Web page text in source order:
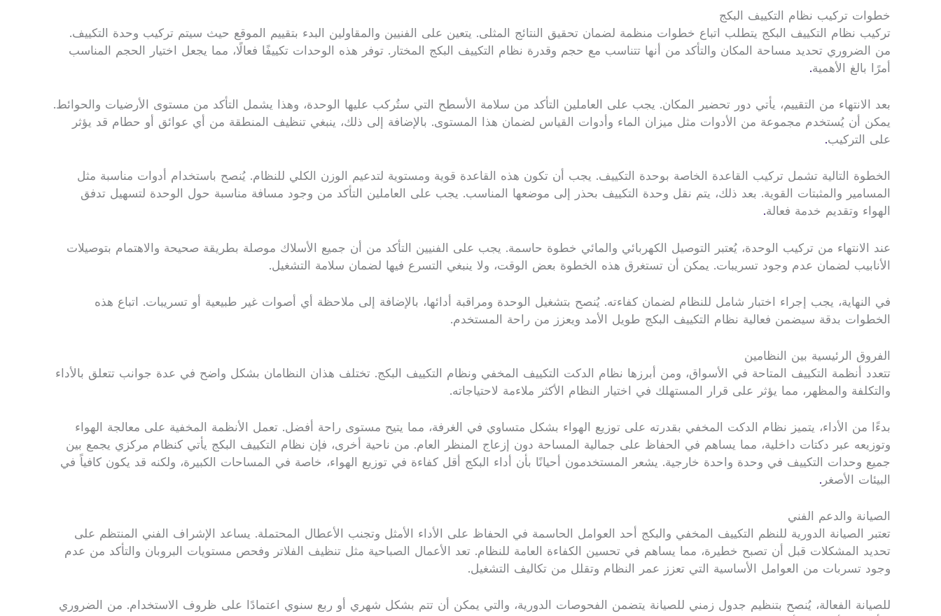
خطوات تركيب نظام التكييف البكج
تركيب نظام التكييف البكج يتطلب اتباع خطوات منظمة لضمان تحقيق النتائج المثلى. يتعين على الفنيين والمقاولين البدء بتقييم الموقع حيث سيتم تركيب وحدة التكييف.
من الضروري تحديد مساحة المكان والتأكد من أنها تتناسب مع حجم وقدرة نظام التكييف البكج المختار. توفر هذه الوحدات تكييفًا فعالًا، مما يجعل اختيار الحجم المناسب
أمرًا بالغ الأهمية.
بعد الانتهاء من التقييم، يأتي دور تحضير المكان. يجب على العاملين التأكد من سلامة الأسطح التي ستُركب عليها الوحدة، وهذا يشمل التأكد من مستوى الأرضيات والحوائط.
يمكن أن يُستخدم مجموعة من الأدوات مثل ميزان الماء وأدوات القياس لضمان هذا المستوى. بالإضافة إلى ذلك، ينبغي تنظيف المنطقة من أي عوائق أو حطام قد يؤثر
على التركيب.
الخطوة التالية تشمل تركيب القاعدة الخاصة بوحدة التكييف. يجب أن تكون هذه القاعدة قوية ومستوية لتدعيم الوزن الكلي للنظام. يُنصح باستخدام أدوات مناسبة مثل
المسامير والمثبتات القوية. بعد ذلك، يتم نقل وحدة التكييف بحذر إلى موضعها المناسب. يجب على العاملين التأكد من وجود مسافة مناسبة حول الوحدة لتسهيل تدفق
الهواء وتقديم خدمة فعالة.
عند الانتهاء من تركيب الوحدة، يُعتبر التوصيل الكهربائي والمائي خطوة حاسمة. يجب على الفنيين التأكد من أن جميع الأسلاك موصلة بطريقة صحيحة والاهتمام بتوصيلات
الأنابيب لضمان عدم وجود تسريبات. يمكن أن تستغرق هذه الخطوة بعض الوقت، ولا ينبغي التسرع فيها لضمان سلامة التشغيل.
في النهاية، يجب إجراء اختبار شامل للنظام لضمان كفاءته. يُنصح بتشغيل الوحدة ومراقبة أدائها، بالإضافة إلى ملاحظة أي أصوات غير طبيعية أو تسريبات. اتباع هذه
الخطوات بدقة سيضمن فعالية نظام التكييف البكج طويل الأمد ويعزز من راحة المستخدم.
الفروق الرئيسية بين النظامين
تتعدد أنظمة التكييف المتاحة في الأسواق، ومن أبرزها نظام الدكت التكييف المخفي ونظام التكييف البكج. تختلف هذان النظامان بشكل واضح في عدة جوانب تتعلق بالأداء
والتكلفة والمظهر، مما يؤثر على قرار المستهلك في اختيار النظام الأكثر ملاءمة لاحتياجاته.
بدءًا من الأداء، يتميز نظام الدكت المخفي بقدرته على توزيع الهواء بشكل متساوي في الغرفة، مما يتيح مستوى راحة أفضل. تعمل الأنظمة المخفية على معالجة الهواء
وتوزيعه عبر دكتات داخلية، مما يساهم في الحفاظ على جمالية المساحة دون إزعاج المنظر العام. من ناحية أخرى، فإن نظام التكييف البكج يأتي كنظام مركزي يجمع بين
جميع وحدات التكييف في وحدة واحدة خارجية. يشعر المستخدمون أحيانًا بأن أداء البكج أقل كفاءة في توزيع الهواء، خاصة في المساحات الكبيرة، ولكنه قد يكون كافياً في
البيئات الأصغر .
الصيانة والدعم الفني
تعتبر الصيانة الدورية للنظم التكييف المخفي والبكج أحد العوامل الحاسمة في الحفاظ على الأداء الأمثل وتجنب الأعطال المحتملة. يساعد الإشراف الفني المنتظم على
تحديد المشكلات قبل أن تصبح خطيرة، مما يساهم في تحسين الكفاءة العامة للنظام. تعد الأعمال الصباحية مثل تنظيف الفلاتر وفحص مستويات البروبان والتأكد من عدم
وجود تسربات من العوامل الأساسية التي تعزز عمر النظام وتقلل من تكاليف التشغيل.
للصيانة الفعالة، يُنصح بتنظيم جدول زمني للصيانة يتضمن الفحوصات الدورية، والتي يمكن أن تتم بشكل شهري أو ربع سنوي اعتمادًا على ظروف الاستخدام. من الضروري